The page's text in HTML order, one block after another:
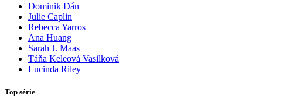
Dominik Dán
Julie Caplin
Rebecca Yarros
Ana Huang
Sarah J. Maas
Táňa Keleová Vasilková
Lucinda Riley
Top série